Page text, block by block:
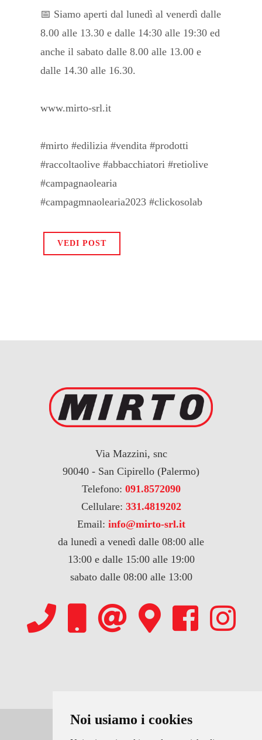
Noi usiamo i cookies
📅 Siamo aperti dal lunedì al venerdì dalle
8.00 alle 13.30 e dalle 14:30 alle 19:30 ed
anche il sabato dalle 8.00 alle 13.00 e
dalle 14.30 alle 16.30.
www.mirto-srl.it
#mirto #edilizia #vendita #prodotti
#raccoltaolive #abbacchiatori #retiolive
#campagnaolearia
#campagmnaolearia2023 #clickosolab
VEDI POST
Via Mazzini, snc
90040 - San Cipirello (Palermo)
Telefono: 091.8572090
Cellulare: 331.4819202
Email: info@mirto-srl.it
da lunedì a venedì dalle 08:00 alle
13:00 e dalle 15:00 alle 19:00
sabato dalle 08:00 alle 13:00